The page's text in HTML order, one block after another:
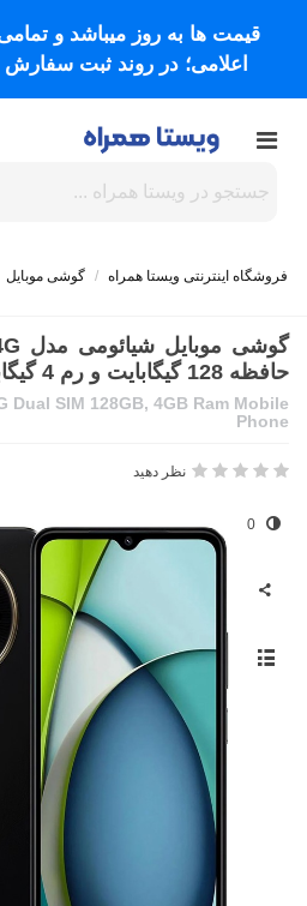
قیمت ها به روز میباشد و
اعلامی؛ در روند ثبت
فروشگاه اینترنتی ویستا همراه / گوشی موبایل
حافظه 128 گیگابایت و رم 4 گیگابایت
Dual SIM 128GB, 4GB Ram Mobile
Phone
نظر دهید
0